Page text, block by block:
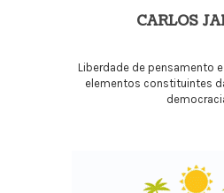
CARLOS
Liberdade de pensamento
elementos constituintes